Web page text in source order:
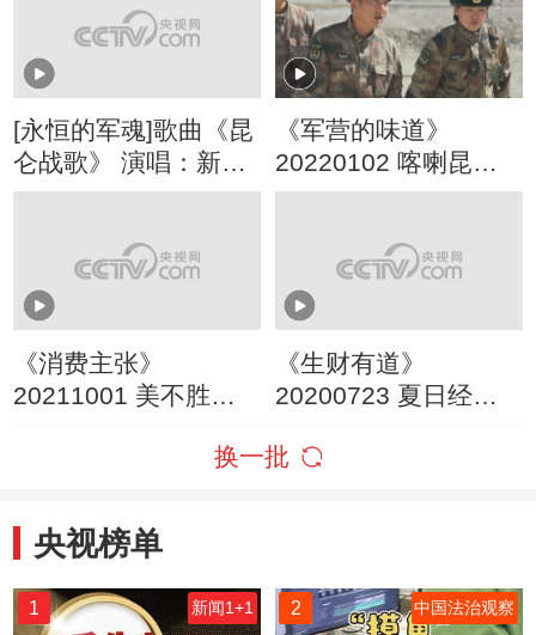
[永恒的军魂]歌曲《昆
仑战歌》 演唱：新疆
军区文艺轻骑队
《军营的味道》
20220102 喀喇昆仑
女军医
《消费主张》
20211001 美不胜收
《生财有道》
20200723 夏日经济
鱼肥 水美 人惬意
换一批
央视榜单
1 新闻1+1 2 中国法治观察